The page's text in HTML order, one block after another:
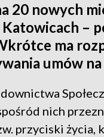
20 nowych
–
ma
umów
nich
przyciski życia,